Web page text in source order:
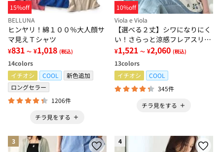
15%off
BELLUNA
ヒンヤリ！綿１００％大人顔サ
マ見えＴシャツ
¥831 ～ ¥1,018 (税込)
14colors
イチオシ
COOL
新色追加
ロングセラー
1206件
チラ見をする
10%off
Viola e Viola
【選べる２丈】シワになりにく
い！さらっと涼感フレアスリー
ブブラウス
¥1,521 ～ ¥2,060 (税込)
13colors
イチオシ
COOL
345件
チラ見をする
3 4